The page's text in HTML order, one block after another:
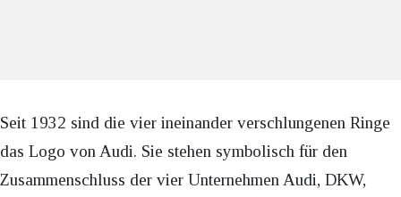
Seit 1932 sind die vier ineinander verschlungenen Ringe
das Logo von Audi. Sie stehen symbolisch für den
Zusammenschluss der vier Unternehmen Audi, DKW,